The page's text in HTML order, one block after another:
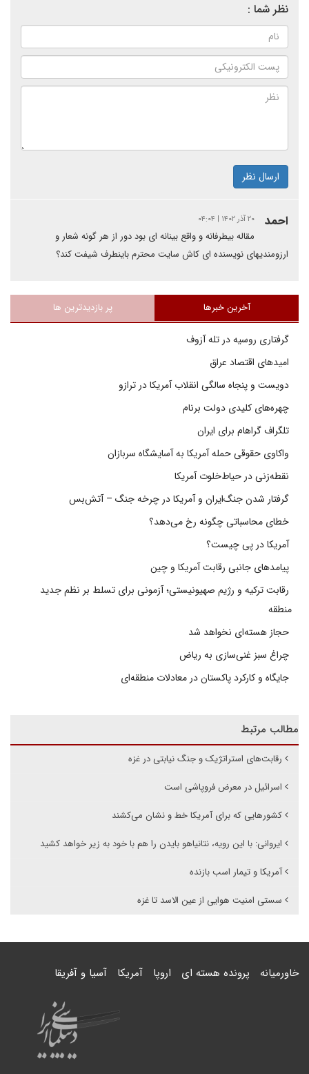
نظر شما :
ارسال نظر
احمد ۲۰ آذر ۱۴۰۲ | ۰۴:۰۴
مقاله بیطرفانه و واقع بینانه ای بود دور از هر گونه شعار و
ارزومندیهای نویسنده ای کاش سایت محترم باینطرف شیفت کند؟
آخرین خبرها پر بازدیدترین ها
گرفتاری روسیه در تله آزوف
امیدهای اقتصاد عراق
دویست و پنجاه سالگی انقلاب آمریکا در ترازو
چهره‌های کلیدی دولت برنام
تلگراف گراهام برای ایران
واکاوی حقوقی حمله آمریکا به آسایشگاه سربازان
نقطه‌زنی در حیاط‌خلوت آمریکا
گرفتار شدن جنگ‌ایران و آمریکا در چرخه جنگ – آتش‌بس
خطای محاسباتی چگونه رخ می‌دهد؟
آمریکا در پی چیست؟
پیامدهای جانبی رقابت آمریکا و چین
رقابت ترکیه و رژیم صهیونیستی؛ آزمونی برای تسلط بر نظم جدید
منطقه
حجاز هسته‌ای نخواهد شد
چراغ سبز غنی‌سازی به ریاض
جایگاه و کارکرد پاکستان در معادلات منطقه‌ای
مطالب مرتبط
رقابت‌های استراتژیک و جنگ نیابتی در غزه
اسرائیل در معرض فروپاشی است
کشور‌هایی که برای آمریکا خط و نشان می‌کشند
ایروانی: با این رویه، نتانیاهو بایدن را هم با خود به زیر خواهد کشید
آمریکا و تیمار اسب بازنده
سستی امنیت هوایی از عین الاسد تا غزه
خاورمیانه پرونده هسته ای اروپا آمریکا آسیا و آفریقا